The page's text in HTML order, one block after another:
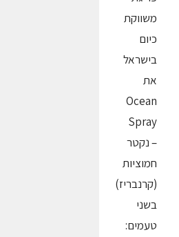
משווקת
כיום
בישראל
את
Ocean
Spray
– נקטר
חמוציות
(קרנבריז)
בשני
טעמים: